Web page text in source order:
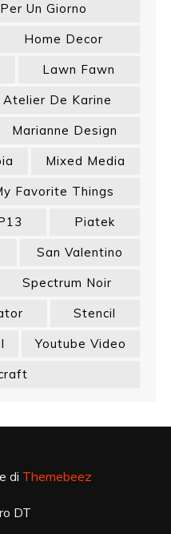
Un Giorno
Home Decor
Lawn Fawn
Atelier De Karine
Marianne Design
Mixed Media
Favorite Things
Piatek
San Valentino
Spectrum Noir
Stencil
Youtube Video
di Themebeez
DT